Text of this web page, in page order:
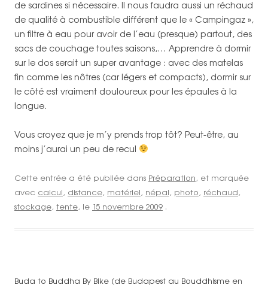
de sardines si nécessaire. Il nous faudra aussi un réchaud
de qualité à combustible différent que le « Campingaz »,
un filtre à eau pour avoir de l’eau (presque) partout, des
sacs de couchage toutes saisons,… Apprendre à dormir
sur le dos serait un super avantage : avec des matelas
fin comme les nôtres (car légers et compacts), dormir sur
le côté est vraiment douloureux pour les épaules à la
longue.
Vous croyez que je m’y prends trop tôt? Peut-être, au
moins j’aurai un peu de recul
Cette entrée a été publiée dans Préparation, et marquée
avec calcul, distance, matériel, népal, photo, réchaud,
stockage, tente, le 15 novembre 2009 .
Buda to Buddha By Bike (de Budapest au Bouddhisme en